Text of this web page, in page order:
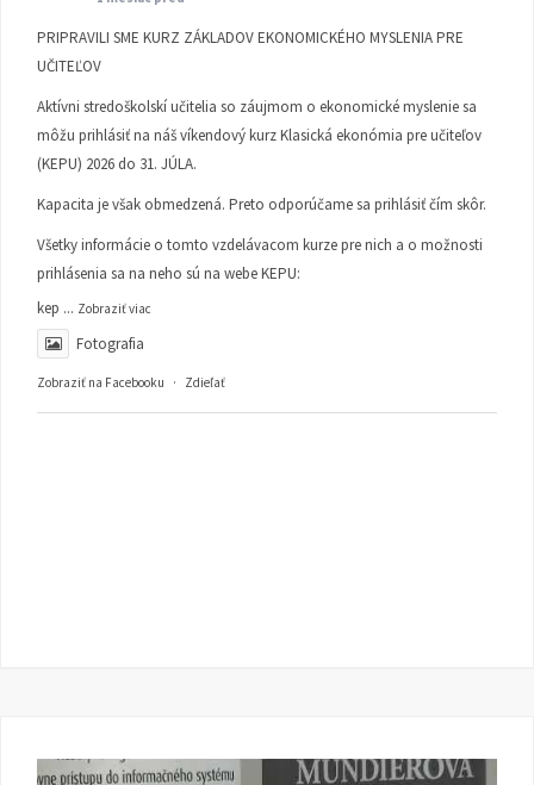
PRIPRAVILI SME KURZ ZÁKLADOV EKONOMICKÉHO MYSLENIA PRE
UČITEĽOV
Aktívni stredoškolskí učitelia so záujmom o ekonomické myslenie sa
môžu prihlásiť na náš víkendový kurz Klasická ekonómia pre učiteľov
(KEPU) 2026 do 31. JÚLA.
Kapacita je však obmedzená. Preto odporúčame sa prihlásiť čím skôr.
Všetky informácie o tomto vzdelávacom kurze pre nich a o možnosti
prihlásenia sa na neho sú na webe KEPU:
kep ... Zobraziť viac
Fotografia
Zobraziť na Facebooku · Zdieľať